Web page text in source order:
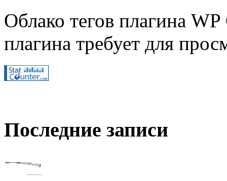
Облако тегов плагина
плагина требует для
Последние записи